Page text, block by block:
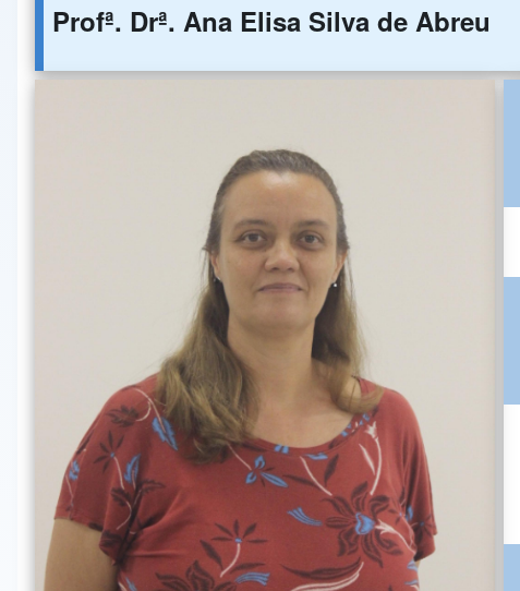
Profª. Drª. Ana Elisa Silva de Abreu